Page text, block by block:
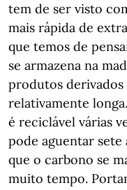
tem de ser visto
mais rápida de
que temos de
se armazena na
produtos derivados
relativamente
é reciclável várias
pode aguentar
que o carbono se
muito tempo.